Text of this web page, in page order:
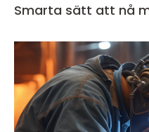
Smarta sätt att nå